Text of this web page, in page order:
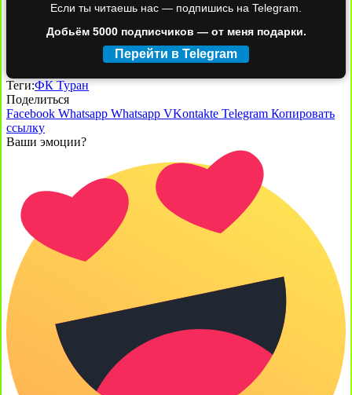
Если ты читаешь нас — подпишись на Telegram.
Добьём 5000 подписчиков — от меня подарки.
Перейти в Telegram
Теги:ФК Туран
Поделиться
Facebook Whatsapp Whatsapp VKontakte Telegram Копировать
ссылку
Ваши эмоции?